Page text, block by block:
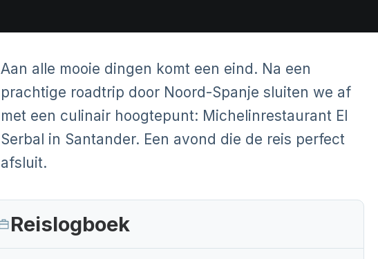
Aan alle mooie dingen komt een eind. Na een
prachtige roadtrip door Noord-Spanje sluiten we af
met een culinair hoogtepunt: Michelinrestaurant El
Serbal in Santander. Een avond die de reis perfect
afsluit.
Reislogboek